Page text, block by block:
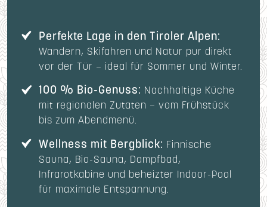
Perfekte Lage in den Tiroler Alpen:
Wandern, Skifahren und Natur pur direkt
vor der Tür – ideal für Sommer und Winter.
100 % Bio-Genuss: Nachhaltige Küche
mit regionalen Zutaten – vom Frühstück
bis zum Abendmenü.
Wellness mit Bergblick: Finnische
Sauna, Bio-Sauna, Dampfbad,
Infrarotkabine und beheizter Indoor-Pool
für maximale Entspannung.